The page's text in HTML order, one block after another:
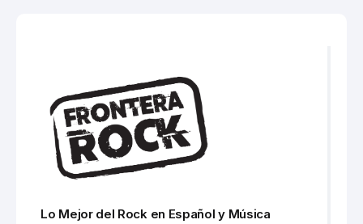
Lo Mejor del Rock en Español y Música